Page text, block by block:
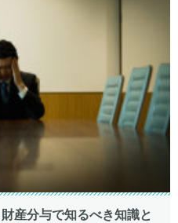
産分与で知るべき知識と